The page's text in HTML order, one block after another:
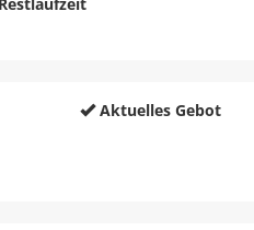
Aktuelles Gebot